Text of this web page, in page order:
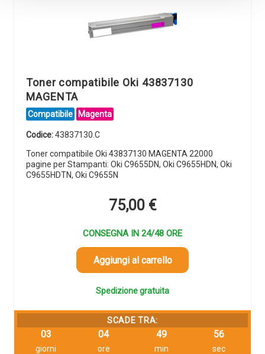
Toner compatibile Oki 43837130
MAGENTA
Compatibile Magenta
Codice:43837130.C
Toner compatibile Oki 43837130 MAGENTA 22000
pagine per Stampanti: Oki C9655DN, Oki C9655HDN, Oki
C9655HDTN, Oki C9655N
75,00 €
CONSEGNA IN 24/48 ORE
Aggiungi al carrello
Spedizione gratuita
SCADE TRA:
03
giorni
04
ore
49
min
56
sec